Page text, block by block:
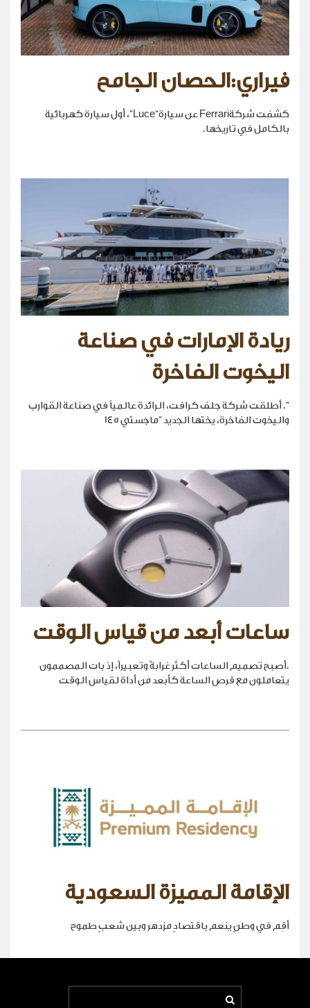
فيراري:الحصان الجامح
كشفت شركةFerrari عن سيارة“Luce”، أول سيارة كهربائية
بالكامل في تاريخها.
ريادة الإمارات في صناعة
اليخوت الفاخرة
". أطلقت شركة جلف كرافت، الرائدة عالمياً في صناعة القوارب
واليخوت الفاخرة، يختها الجديد "ماجستي 145
ساعات أبعد من قياس الوقت
.أصبح تصميم الساعات أكثر غرابةً وتعبيراً، إذ بات المصممون
يتعاملون مع قرص الساعة كأبعد من أداة لقياس الوقت
الإقامة المميزة السعودية
أقِم في وطنٍ ينعم باقتصادٍ مزدهر وبين شعبٍ طموح